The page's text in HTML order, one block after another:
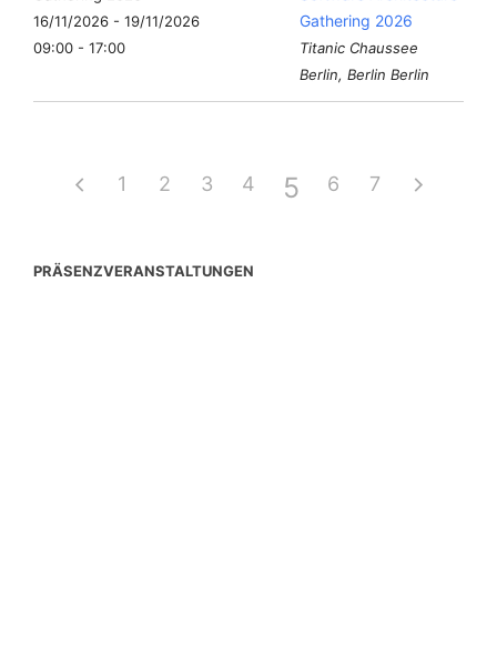
16/11/2026 - 19/11/2026
09:00 - 17:00
Gathering 2026
Titanic Chaussee
Berlin, Berlin Berlin
1 2 3 4 5 6 7
PRÄSENZVERANSTALTUNGEN